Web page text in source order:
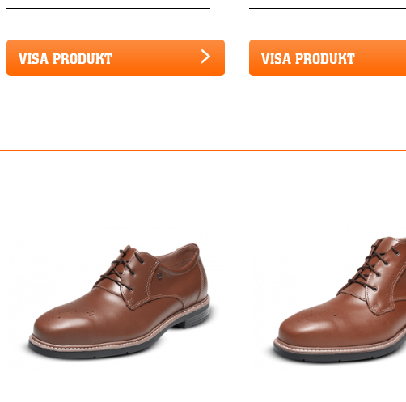
VISA PRODUKT VISA PRODUKT